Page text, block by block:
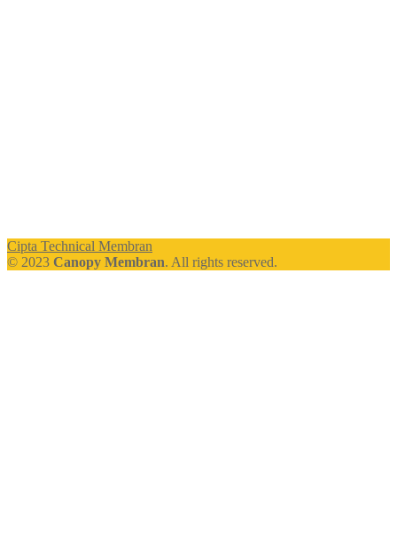
Cipta Technical Membran
© 2023 Canopy Membran. All rights reserved.